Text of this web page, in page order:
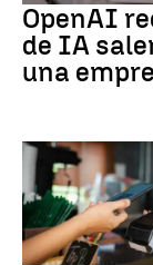
OpenAI
de IA
una
BIZUM